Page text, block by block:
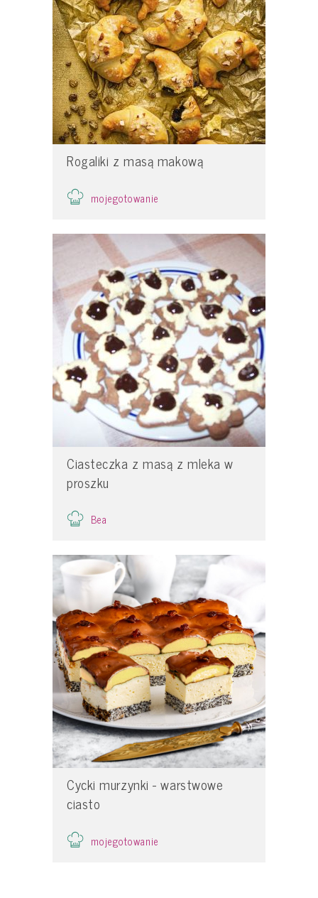
Rogaliki z masą makową
mojegotowanie
Ciasteczka z masą z mleka w
proszku
Bea
Cycki murzynki - warstwowe
ciasto
mojegotowanie